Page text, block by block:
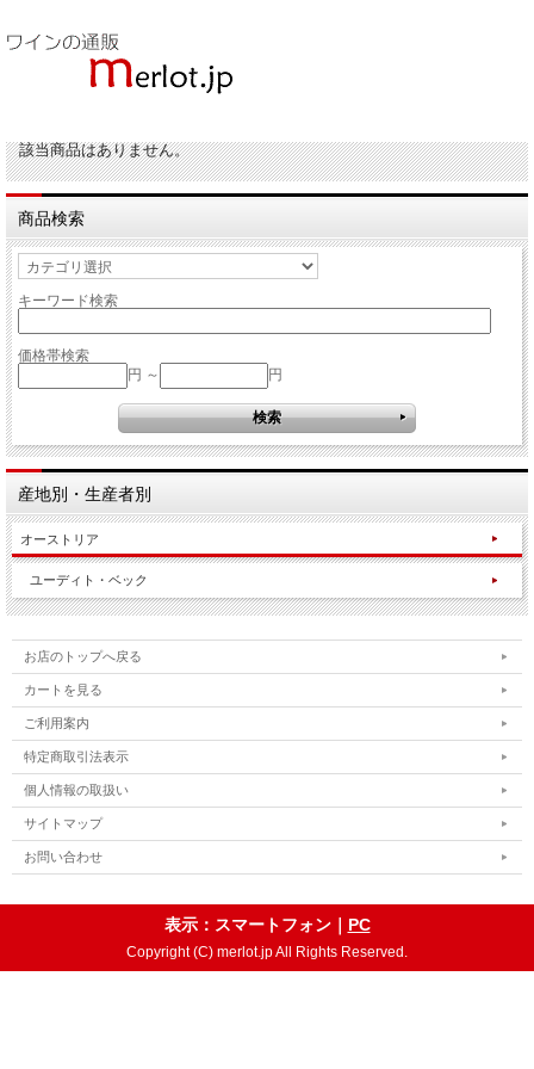
該当商品はありません。
商品検索
キーワード検索
価格帯検索
円 ～
円
産地別・生産者別
オーストリア
ユーディト・ベック
お店のトップへ戻る
カートを見る
ご利用案内
特定商取引法表示
個人情報の取扱い
サイトマップ
お問い合わせ
表示：スマートフォン｜ PC
Copyright (C) merlot.jp All Rights Reserved.